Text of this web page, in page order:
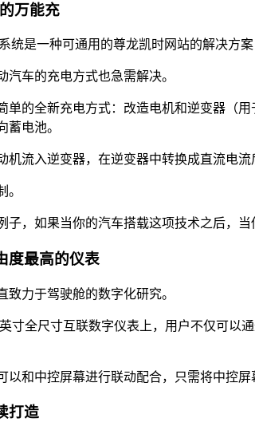
万能充
统是一种可通用的尊龙凯时网站的解决
车的充电方式也急需解决。
单的全新充电方式：改造电机和逆变器（
蓄电池。
机流入逆变器，在逆变器中转换成直流电
。
子，如果当你的汽车搭载这项技术之后，
度最高的仪表
力于驾驶舱的数字化研究。
寸全尺寸互联数字仪表上，用户不仅可
以和中控屏幕进行联动配合，只需将中控
打造